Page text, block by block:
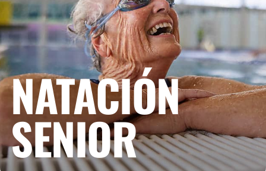
NATACIÓN
SENIOR